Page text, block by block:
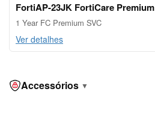
FortiAP-23JK FortiCare
1 Year FC Premium SVC
Ver detalhes
Accessórios ▼